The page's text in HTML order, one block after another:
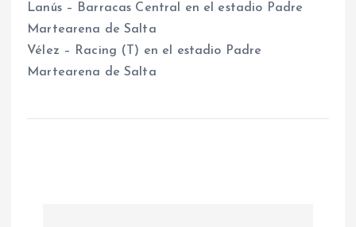
Lanús – Barracas Central en el estadio Padre
Martearena de Salta
Vélez – Racing (T) en el estadio Padre
Martearena de Salta